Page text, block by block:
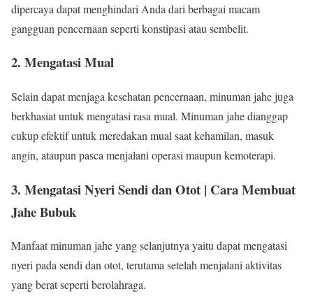
dipercaya dapat menghindari Anda dari berbagai macam
gangguan pencernaan seperti konstipasi atau sembelit.
2. Mengatasi Mual
Selain dapat menjaga kesehatan pencernaan, minuman jahe juga
berkhasiat untuk mengatasi rasa mual. Minuman jahe dianggap
cukup efektif untuk meredakan mual saat kehamilan, masuk
angin, ataupun pasca menjalani operasi maupun kemoterapi.
3. Mengatasi Nyeri Sendi dan Otot | Cara Membuat
Jahe Bubuk
Manfaat minuman jahe yang selanjutnya yaitu dapat mengatasi
nyeri pada sendi dan otot, terutama setelah menjalani aktivitas
yang berat seperti berolahraga.